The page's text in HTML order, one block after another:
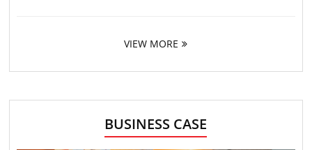
VIEW MORE
BUSINESS CASE